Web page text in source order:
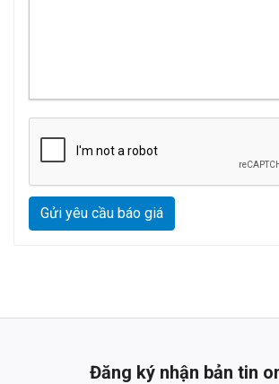
Gửi yêu cầu báo giá
Đăng ký nhận bản tin